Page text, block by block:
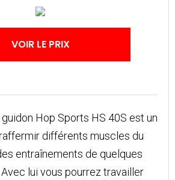
VOIR LE PRIX
Hop Sports HS 40S est un
différents muscles du
entraînements de quelques
lui vous pourrez travailler